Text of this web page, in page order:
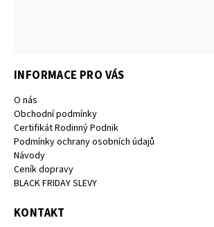
INFORMACE PRO VÁS
O nás
Obchodní podmínky
Certifikát Rodinný Podnik
Podmínky ochrany osobních údajů
Návody
Ceník dopravy
BLACK FRIDAY SLEVY
KONTAKT